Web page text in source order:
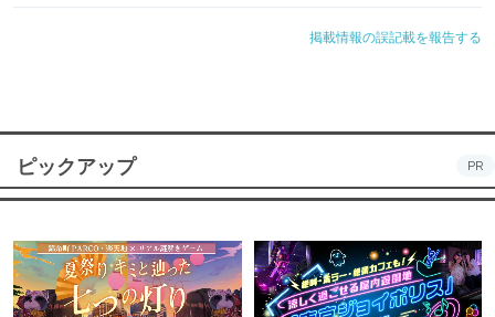
掲載情報の誤記載を報告する
ピックアップ PR